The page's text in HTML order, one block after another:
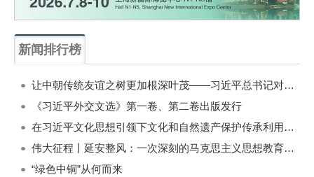
新闻排行榜
让中朝传统友谊之树更加根深叶茂——习近平总书记对朝鲜进行国事访问纪实
《习近平外交文选》第一卷、第二卷出版发行
在习近平文化思想引领下文化和自然遗产保护传承利用工作开创新局面
伟大征程丨延安整风：一次深刻的马克思主义思想教育运动
“绿色中铜”从何而来